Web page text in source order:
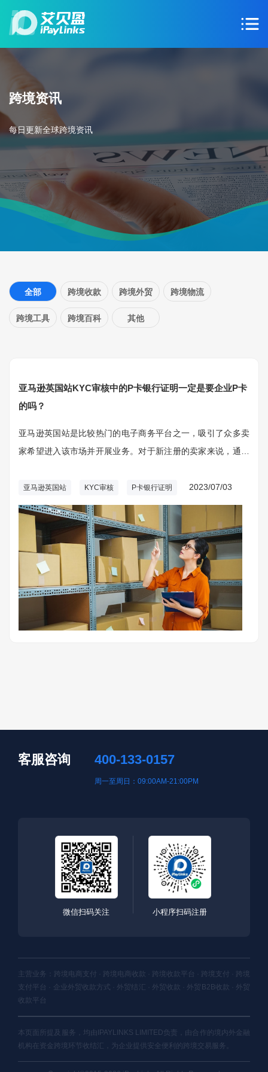
跨境资讯
每日更新全球跨境资讯
全部 跨境收款 跨境外贸 跨境物流
跨境工具 跨境百科 其他
亚马逊英国站KYC审核中的P卡银行证明一定是要企业P卡
的吗？
亚马逊英国站是比较热门的电子商务平台之一，吸引了众多卖
家希望进入该市场并开展业务。对于新注册的卖家来说，通过
行证明是KYC审核的一部分，许多卖家对于P卡的类型存在疑
问，特别是是否一定要使用企业P卡。
亚马逊英国站 KYC审核 P卡银行证明 2023/07/03
客服咨询 400-133-0157
周一至周日：09:00AM-21:00PM
微信扫码关注 小程序扫码注册
主营业务：跨境电商支付 · 跨境电商收款 · 跨境收款平台 · 跨境支付 · 跨境
支付平台 · 企业外贸收款方式 · 外贸结汇 · 外贸收款 · 外贸B2B收款 · 外贸
收款平台
本页面所提及服务，均由IPAYLINKS LIMITED负责，由合作的境内外金融
机构在资金跨境环节收结汇，为企业提供安全便利的跨境交易服务。